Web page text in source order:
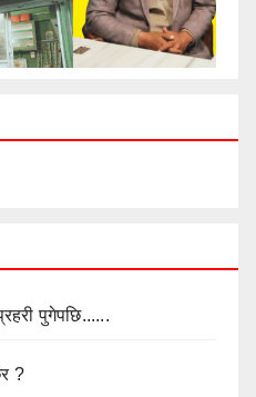
पुगेपछि......
?